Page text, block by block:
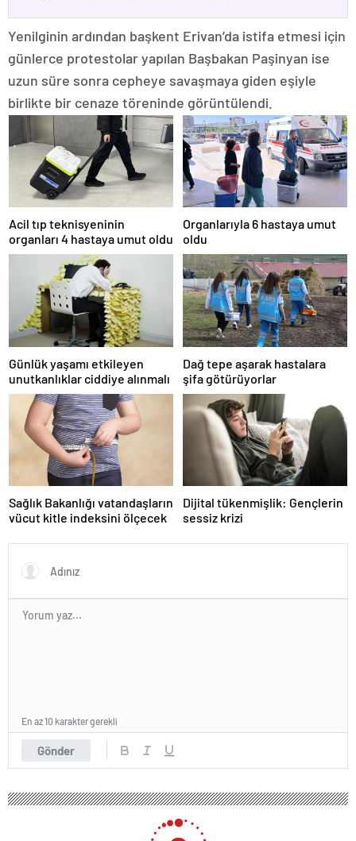
Yenilginin ardından başkent Erivan’da istifa etmesi için
günlerce protestolar yapılan Başbakan Paşinyan ise
uzun süre sonra cepheye savaşmaya giden eşiyle
birlikte bir cenaze töreninde görüntülendi.
Acil tıp teknisyeninin
organları 4 hastaya umut oldu
Organlarıyla 6 hastaya umut
oldu
Günlük yaşamı etkileyen
unutkanlıklar ciddiye alınmalı
Dağ tepe aşarak hastalara
şifa götürüyorlar
Sağlık Bakanlığı vatandaşların
vücut kitle indeksini ölçecek
Dijital tükenmişlik: Gençlerin
sessiz krizi
Gönder
En az 10 karakter gerekli